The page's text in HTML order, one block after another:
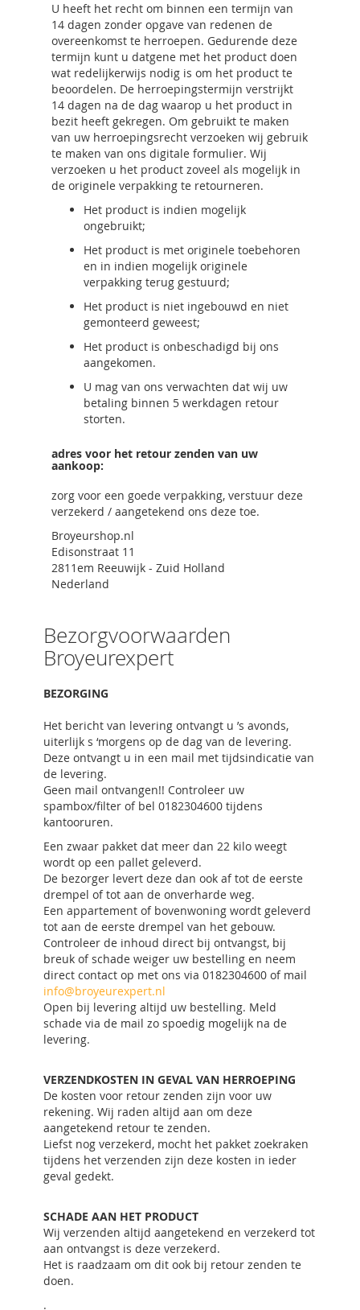
U heeft het recht om binnen een termijn van
14 dagen zonder opgave van redenen de
overeenkomst te herroepen. Gedurende deze
termijn kunt u datgene met het product doen
wat redelijkerwijs nodig is om het product te
beoordelen. De herroepingstermijn verstrijkt
14 dagen na de dag waarop u het product in
bezit heeft gekregen. Om gebruikt te maken
van uw herroepingsrecht verzoeken wij gebruik
te maken van ons digitale formulier. Wij
verzoeken u het product zoveel als mogelijk in
de originele verpakking te retourneren.
Het product is indien mogelijk
ongebruikt;
Het product is met originele toebehoren
en in indien mogelijk originele
verpakking terug gestuurd;
Het product is niet ingebouwd en niet
gemonteerd geweest;
Het product is onbeschadigd bij ons
aangekomen.
U mag van ons verwachten dat wij uw
betaling binnen 5 werkdagen retour
storten.
adres voor het retour zenden van uw
aankoop:
zorg voor een goede verpakking, verstuur deze
verzekerd / aangetekend ons deze toe.
Broyeurshop.nl
Edisonstraat 11
2811em Reeuwijk - Zuid Holland
Nederland
Bezorgvoorwaarden
Broyeurexpert
BEZORGING
Het bericht van levering ontvangt u ’s avonds,
uiterlijk s ‘morgens op de dag van de levering.
Deze ontvangt u in een mail met tijdsindicatie van
de levering.
Geen mail ontvangen!! Controleer uw
spambox/filter of bel 0182304600 tijdens
kantooruren.
Een zwaar pakket dat meer dan 22 kilo weegt
wordt op een pallet geleverd.
De bezorger levert deze dan ook af tot de eerste
drempel of tot aan de onverharde weg.
Een appartement of bovenwoning wordt geleverd
tot aan de eerste drempel van het gebouw.
Controleer de inhoud direct bij ontvangst, bij
breuk of schade weiger uw bestelling en neem
direct contact op met ons via 0182304600 of mail
info@broyeurexpert.nl
Open bij levering altijd uw bestelling. Meld
schade via de mail zo spoedig mogelijk na de
levering.
VERZENDKOSTEN IN GEVAL VAN HERROEPING
De kosten voor retour zenden zijn voor uw
rekening. Wij raden altijd aan om deze
aangetekend retour te zenden.
Liefst nog verzekerd, mocht het pakket zoekraken
tijdens het verzenden zijn deze kosten in ieder
geval gedekt.
SCHADE AAN HET PRODUCT
Wij verzenden altijd aangetekend en verzekerd tot
aan ontvangst is deze verzekerd.
Het is raadzaam om dit ook bij retour zenden te
doen.
.